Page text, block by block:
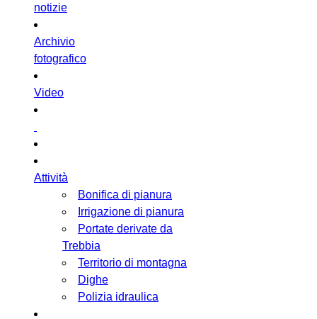
notizie
Archivio
fotografico
Video
Attività
Bonifica di pianura
Irrigazione di pianura
Portate derivate da
Trebbia
Territorio di montagna
Dighe
Polizia idraulica